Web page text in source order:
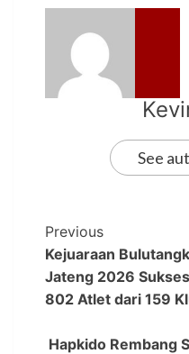
See
Previous
Kejuaraan
Jateng 2026
802 Atlet dari 159
Hapkido Rembang